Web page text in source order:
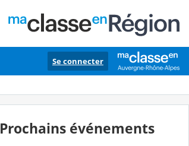
Se connecter
Prochains événements